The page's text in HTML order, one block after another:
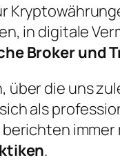
in digitale
Broker und
über die uns
als
immer
.